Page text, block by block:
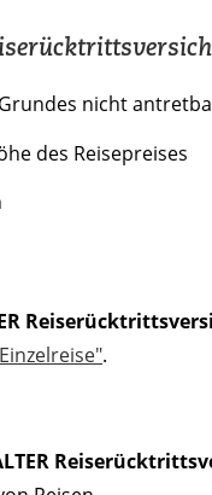
nicht
des Reisepreises
.